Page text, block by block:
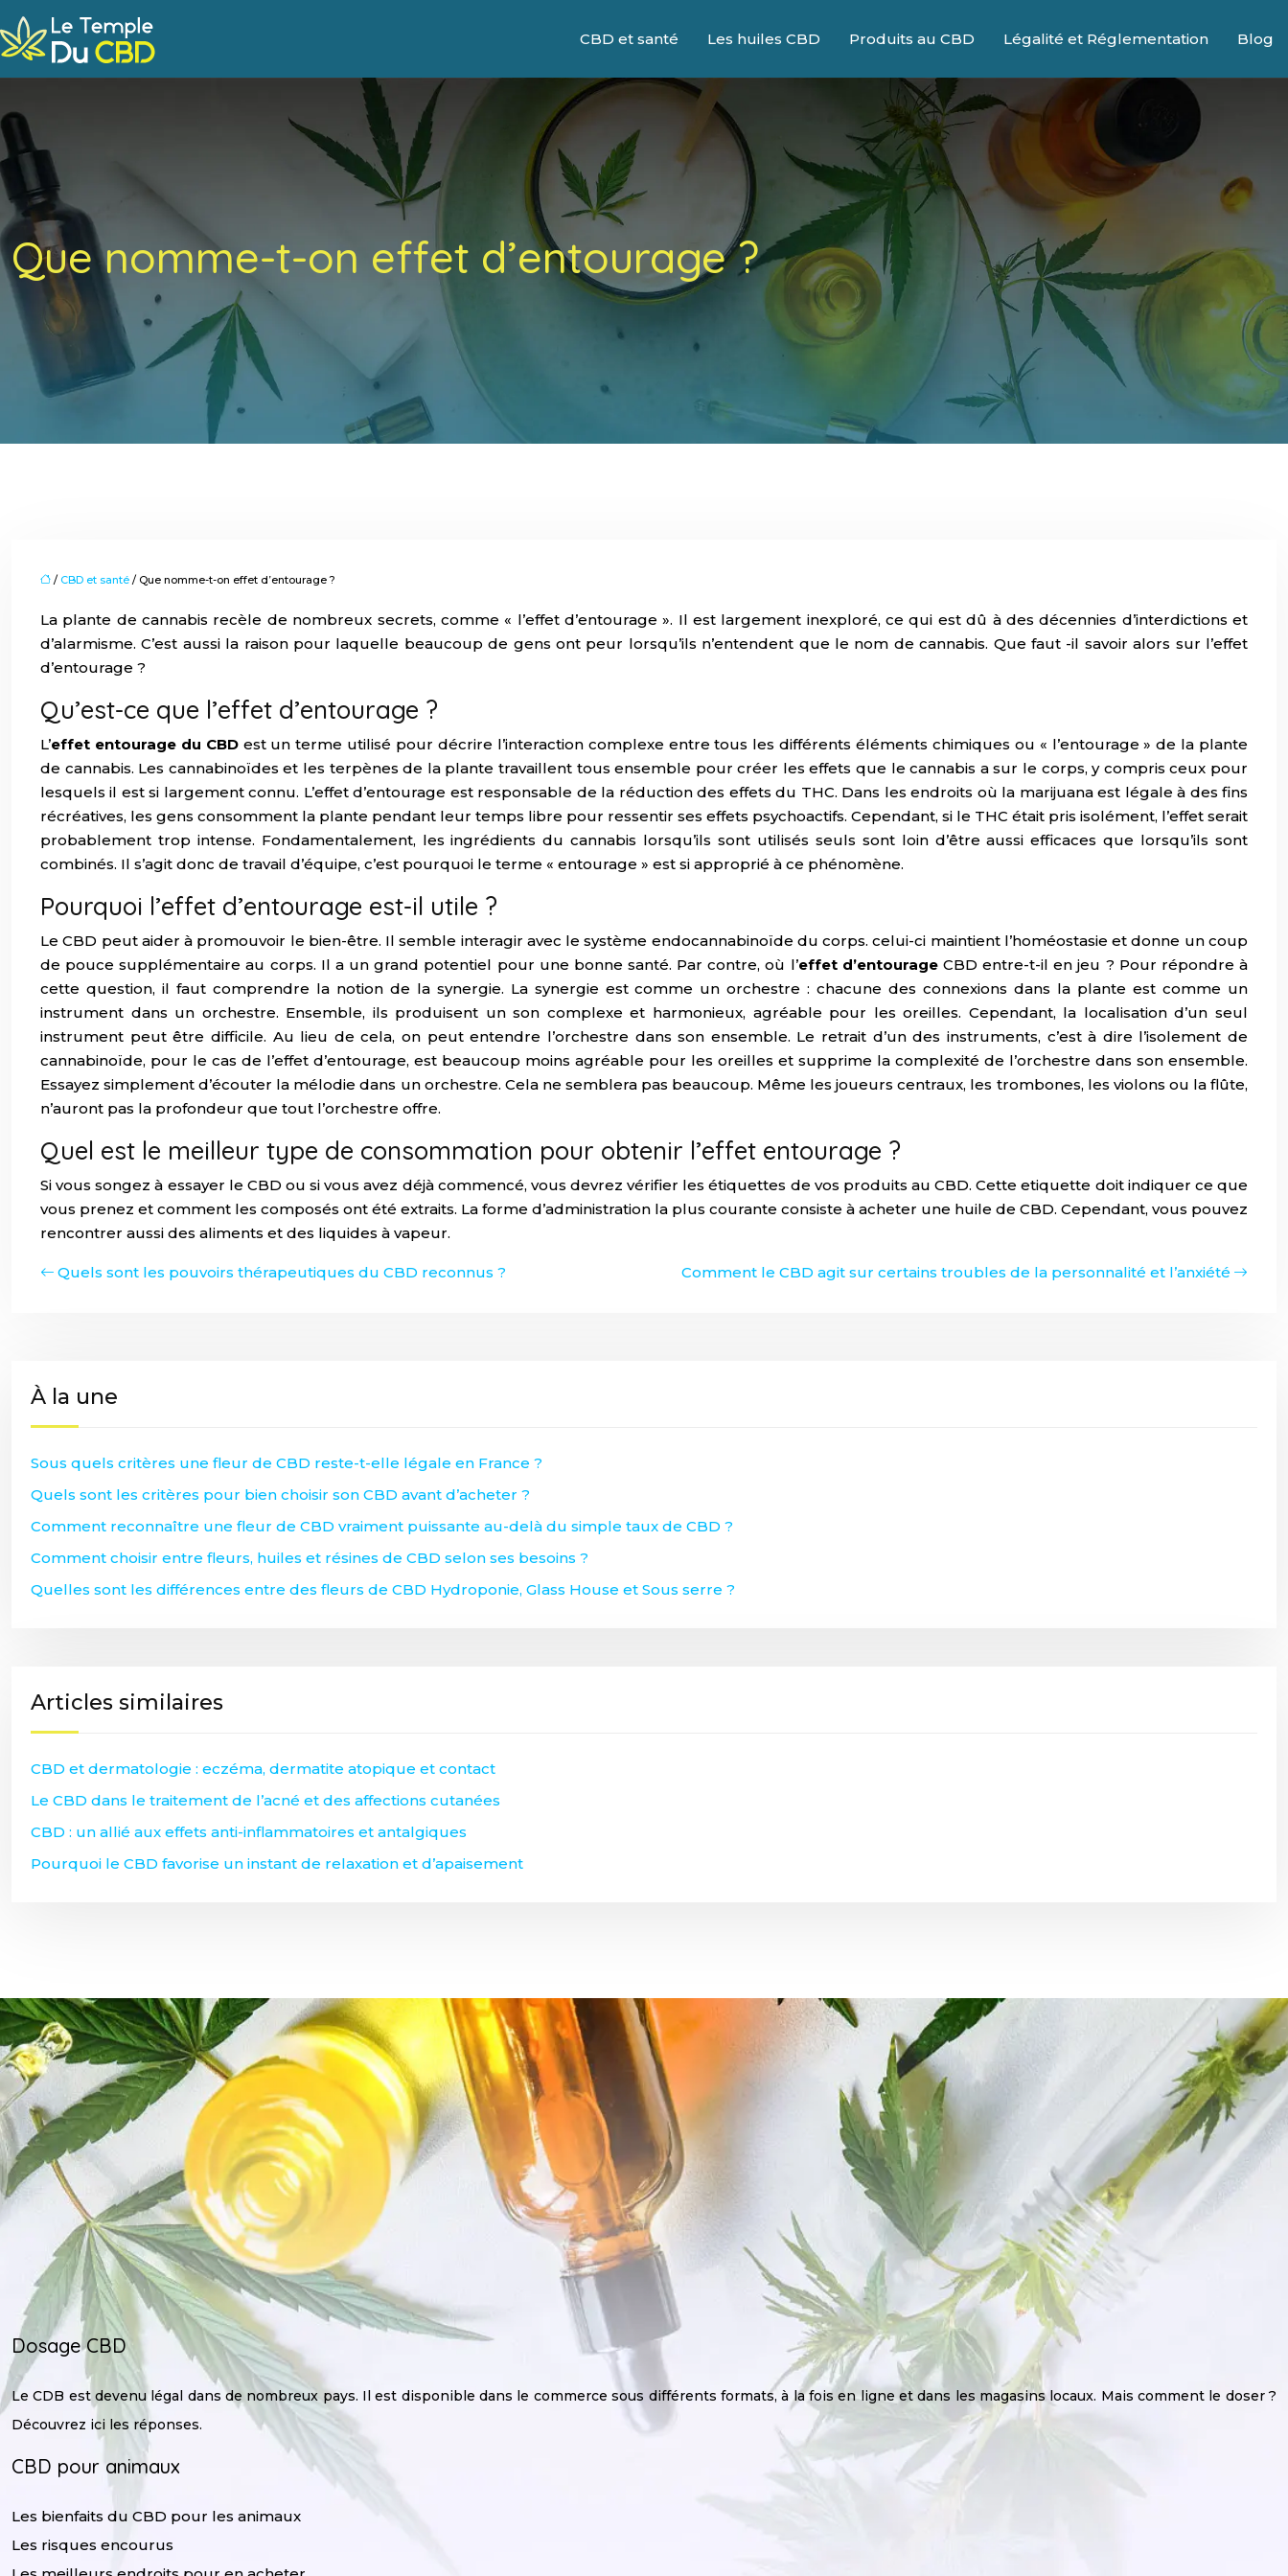
CBD et santé Les huiles CBD Produits au CBD Légalité et Réglementation Blog
Que nomme-t-on effet d’entourage ?
/ CBD et santé / Que nomme-t-on effet d’entourage ?
La plante de cannabis recèle de nombreux secrets, comme « l’effet d’entourage ». Il est largement inexploré, ce qui est dû à des décennies d’interdictions et
d’alarmisme. C’est aussi la raison pour laquelle beaucoup de gens ont peur lorsqu’ils n’entendent que le nom de cannabis. Que faut -il savoir alors sur l’effet
d’entourage ?
Qu’est-ce que l’effet d’entourage ?
L’effet entourage du CBD est un terme utilisé pour décrire l’interaction complexe entre tous les différents éléments chimiques ou « l’entourage » de la plante
de cannabis. Les cannabinoïdes et les terpènes de la plante travaillent tous ensemble pour créer les effets que le cannabis a sur le corps, y compris ceux pour
lesquels il est si largement connu. L’effet d’entourage est responsable de la réduction des effets du THC. Dans les endroits où la marijuana est légale à des fins
récréatives, les gens consomment la plante pendant leur temps libre pour ressentir ses effets psychoactifs. Cependant, si le THC était pris isolément, l’effet serait
probablement trop intense. Fondamentalement, les ingrédients du cannabis lorsqu’ils sont utilisés seuls sont loin d’être aussi efficaces que lorsqu’ils sont
combinés. Il s’agit donc de travail d’équipe, c’est pourquoi le terme « entourage » est si approprié à ce phénomène.
Pourquoi l’effet d’entourage est-il utile ?
Le CBD peut aider à promouvoir le bien-être. Il semble interagir avec le système endocannabinoïde du corps. celui-ci maintient l’homéostasie et donne un coup
de pouce supplémentaire au corps. Il a un grand potentiel pour une bonne santé. Par contre, où l’effet d’entourage CBD entre-t-il en jeu ? Pour répondre à
cette question, il faut comprendre la notion de la synergie. La synergie est comme un orchestre : chacune des connexions dans la plante est comme un
instrument dans un orchestre. Ensemble, ils produisent un son complexe et harmonieux, agréable pour les oreilles. Cependant, la localisation d’un seul
instrument peut être difficile. Au lieu de cela, on peut entendre l’orchestre dans son ensemble. Le retrait d’un des instruments, c’est à dire l’isolement de
cannabinoïde, pour le cas de l’effet d’entourage, est beaucoup moins agréable pour les oreilles et supprime la complexité de l’orchestre dans son ensemble.
Essayez simplement d’écouter la mélodie dans un orchestre. Cela ne semblera pas beaucoup. Même les joueurs centraux, les trombones, les violons ou la flûte,
n’auront pas la profondeur que tout l’orchestre offre.
Quel est le meilleur type de consommation pour obtenir l’effet entourage ?
Si vous songez à essayer le CBD ou si vous avez déjà commencé, vous devrez vérifier les étiquettes de vos produits au CBD. Cette etiquette doit indiquer ce que
vous prenez et comment les composés ont été extraits. La forme d’administration la plus courante consiste à acheter une huile de CBD. Cependant, vous pouvez
rencontrer aussi des aliments et des liquides à vapeur.
Quels sont les pouvoirs thérapeutiques du CBD reconnus ? Comment le CBD agit sur certains troubles de la personnalité et l’anxiété
À la une
Sous quels critères une fleur de CBD reste-t-elle légale en France ?
Quels sont les critères pour bien choisir son CBD avant d’acheter ?
Comment reconnaître une fleur de CBD vraiment puissante au-delà du simple taux de CBD ?
Comment choisir entre fleurs, huiles et résines de CBD selon ses besoins ?
Quelles sont les différences entre des fleurs de CBD Hydroponie, Glass House et Sous serre ?
Articles similaires
CBD et dermatologie : eczéma, dermatite atopique et contact
Le CBD dans le traitement de l’acné et des affections cutanées
CBD : un allié aux effets anti-inflammatoires et antalgiques
Pourquoi le CBD favorise un instant de relaxation et d’apaisement
Dosage CBD
Le CDB est devenu légal dans de nombreux pays. Il est disponible dans le commerce sous différents formats, à la fois en ligne et dans les magasins locaux. Mais comment le doser ?
Découvrez ici les réponses.
CBD pour animaux
Les bienfaits du CBD pour les animaux
Les risques encourus